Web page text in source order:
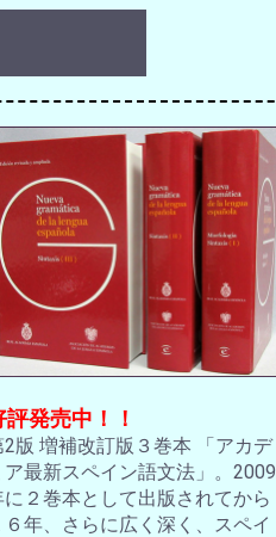
評発売中！！
2版 増補改訂版３巻本 「アカデ
ア最新スペイン語文法」。2009
に２巻本として出版されてから
６年、さらに広く深く、スペイ